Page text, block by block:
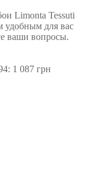
Limonta Tessuti
удобным для вас
ваши вопросы.
1 087 грн